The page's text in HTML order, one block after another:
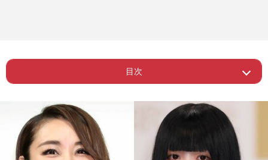
目次
ー 鈴木紗理奈が激怒したワケ
Page 2
ー なぜそのまま放送したのか、テレ朝
の回答